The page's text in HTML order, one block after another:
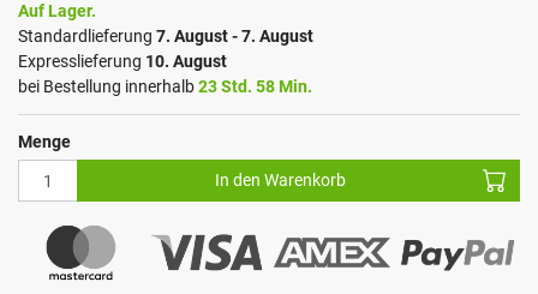
Auf Lager.
Standardlieferung 7. August - 7. August
Expresslieferung 10. August
bei Bestellung innerhalb23 Std. 58 Min.
Menge
In den Warenkorb